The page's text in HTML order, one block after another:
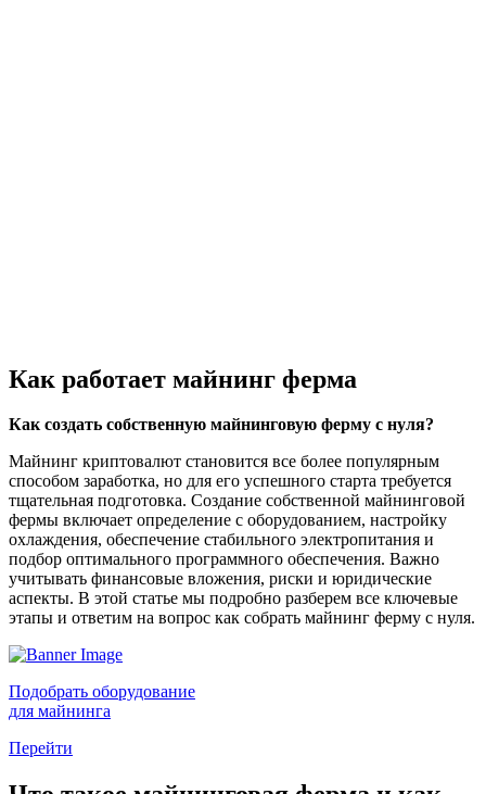
Как работает майнинг ферма
Как создать собственную майнинговую ферму с нуля?
Майнинг криптовалют становится все более популярным
способом заработка, но для его успешного старта требуется
тщательная подготовка. Создание собственной майнинговой
фермы включает определение с оборудованием, настройку
охлаждения, обеспечение стабильного электропитания и
подбор оптимального программного обеспечения. Важно
учитывать финансовые вложения, риски и юридические
аспекты. В этой статье мы подробно разберем все ключевые
этапы и ответим на вопрос как собрать майнинг ферму с нуля.
Подобрать оборудование
для майнинга
Перейти